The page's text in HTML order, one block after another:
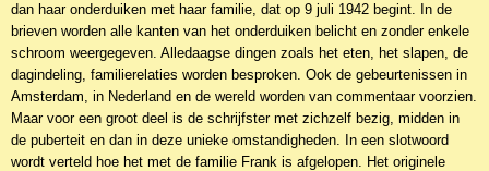
dan haar onderduiken met haar familie, dat op 9 juli 1942 begint. In de
brieven worden alle kanten van het onderduiken belicht en zonder enkele
schroom weergegeven. Alledaagse dingen zoals het eten, het slapen, de
dagindeling, familierelaties worden besproken. Ook de gebeurtenissen in
Amsterdam, in Nederland en de wereld worden van commentaar voorzien.
Maar voor een groot deel is de schrijfster met zichzelf bezig, midden in
de puberteit en dan in deze unieke omstandigheden. In een slotwoord
wordt verteld hoe het met de familie Frank is afgelopen. Het originele